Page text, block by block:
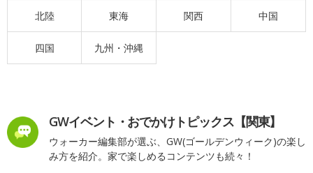
北陸 東海 関西 中国
四国 九州・沖縄
GWイベント・おでかけトピックス【関東】
ウォーカー編集部が選ぶ、GW(ゴールデンウィーク)の楽し
み方を紹介。家で楽しめるコンテンツも続々！